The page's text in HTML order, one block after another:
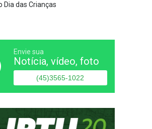
Dia das Crianças
Envie sua
Notícia, vídeo, foto
(45)3565-1022